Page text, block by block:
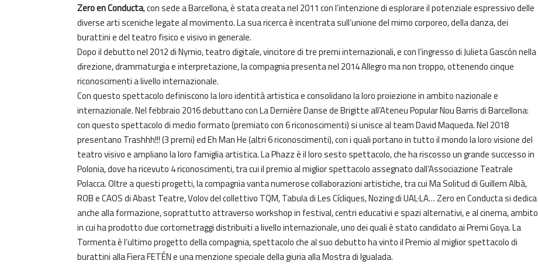
Zero en Conducta, con sede a Barcellona, è stata creata nel 2011 con l’intenzione di esplorare il potenziale espressivo delle
diverse arti sceniche legate al movimento. La sua ricerca è incentrata sull’unione del mimo corporeo, della danza, dei
burattini e del teatro fisico e visivo in generale.
Dopo il debutto nel 2012 di Nymio, teatro digitale, vincitore di tre premi internazionali, e con l’ingresso di Julieta Gascón nella
direzione, drammaturgia e interpretazione, la compagnia presenta nel 2014 Allegro ma non troppo, ottenendo cinque
riconoscimenti a livello internazionale.
Con questo spettacolo definiscono la loro identità artistica e consolidano la loro proiezione in ambito nazionale e
internazionale. Nel febbraio 2016 debuttano con La Dernière Danse de Brigitte all’Ateneu Popular Nou Barris di Barcellona:
con questo spettacolo di medio formato (premiato con 6 riconoscimenti) si unisce al team David Maqueda. Nel 2018
presentano Trashhh!!! (3 premi) ed Eh Man He (altri 6 riconoscimenti), con i quali portano in tutto il mondo la loro visione del
teatro visivo e ampliano la loro famiglia artistica. La Phazz è il loro sesto spettacolo, che ha riscosso un grande successo in
Polonia, dove ha ricevuto 4 riconoscimenti, tra cui il premio al miglior spettacolo assegnato dall’Associazione Teatrale
Polacca. Oltre a questi progetti, la compagnia vanta numerose collaborazioni artistiche, tra cui Ma Solitud di Guillem Albà,
ROB e CAOS di Abast Teatre, Volov del collettivo TQM, Tabula di Les Cícliques, Nozing di UAL·LA… Zero en Conducta si dedica
anche alla formazione, soprattutto attraverso workshop in festival, centri educativi e spazi alternativi, e al cinema, ambito
in cui ha prodotto due cortometraggi distribuiti a livello internazionale, uno dei quali è stato candidato ai Premi Goya. La
Tormenta è l’ultimo progetto della compagnia, spettacolo che al suo debutto ha vinto il Premio al miglior spettacolo di
burattini alla Fiera FETÉN e una menzione speciale della giuria alla Mostra di Igualada.